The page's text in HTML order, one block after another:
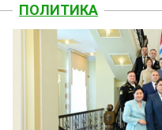
ПОЛИТИКА